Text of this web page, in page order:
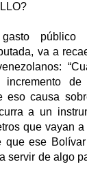
público
va a
eso causa
a un
que vayan
que ese
servir de algo